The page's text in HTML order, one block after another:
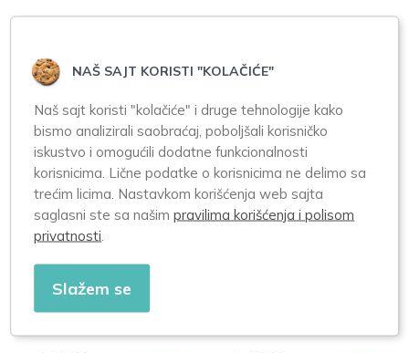
1.048,00
-20%
Krema SPF50+
50ml
NAŠ SAJT KORISTI "KOLAČIĆE"
Naš sajt koristi "kolačiće" i druge tehnologije kako
bismo analizirali saobraćaj, poboljšali korisničko
iskustvo i omogućili dodatne funkcionalnosti
korisnicima. Lične podatke o korisnicima ne delimo sa
trećim licima. Nastavkom korišćenja web sajta
saglasni ste sa našimpravilima korišćenja i polisom
privatnosti
Slažem se